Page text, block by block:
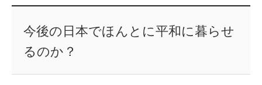
今後の日本でほんとに平和に暮らせ
るのか？